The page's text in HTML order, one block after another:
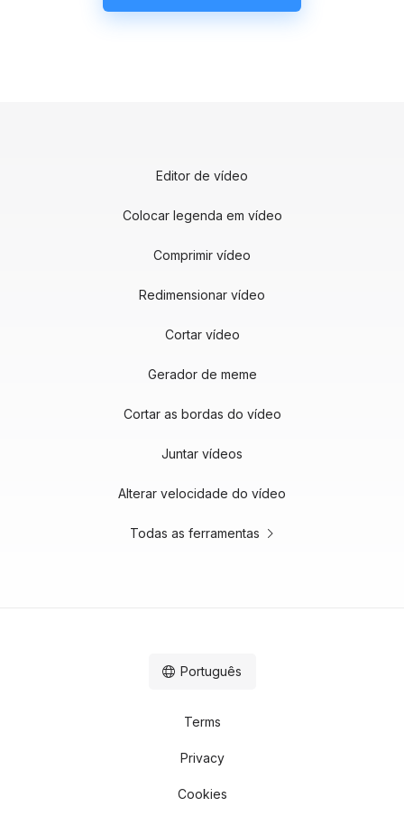
Editor de vídeo
Colocar legenda em vídeo
Comprimir vídeo
Redimensionar vídeo
Cortar vídeo
Gerador de meme
Cortar as bordas do vídeo
Juntar vídeos
Alterar velocidade do vídeo
Todas as ferramentas
Terms
Privacy
Cookies
Português